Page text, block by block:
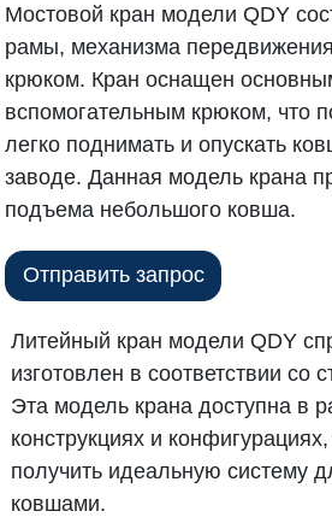
Мостовой кран модели QDY
рамы, механизма
крюком. Кран оснащен
вспомогательным крюком, что
легко поднимать и опускать
заводе. Данная модель крана
подъема небольшого ковша.
Отправить запрос
Литейный кран модели QDY
изготовлен в соответствии со
Эта модель крана доступна в
конструкциях и
получить идеальную систему
ковшами.